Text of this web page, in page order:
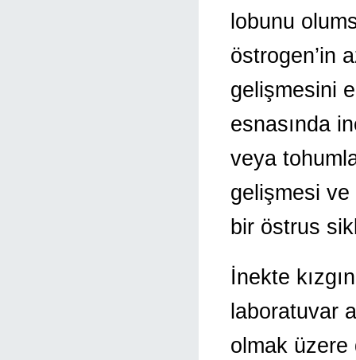
lobunu
östrogen’in
gelişmesini
esnasında
veya
gelişmesi ve
bir östrus
İnekte
laboratuvar
olmak üzere